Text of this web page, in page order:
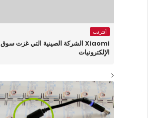
أنترنت
Xiaomi الشركة الصينية التي غزت سوق
الإلكترونيات